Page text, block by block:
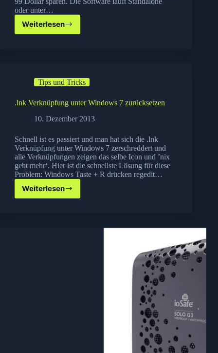
oder unter…
Weiterlesen
onOne
gratis
Tips und Tricks
.lnk Verknüpfung unter Windows 7 zurücksetzen
10. Dezember 2013
Schnell ist es passiert und man hat sich die .lnk
Verknüpfung unter Windows 7 zerschreddert und
alle Verknüpfungen zeigen das selbe Icon und ’nix
geht mehr‘. Hier ist die schnellste Lösung für diese
Problem: Windows Taste + R drücken regedit…
Weiterlesen
.lnk
Verknüpfung